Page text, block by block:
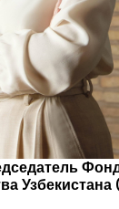
Узбекистана